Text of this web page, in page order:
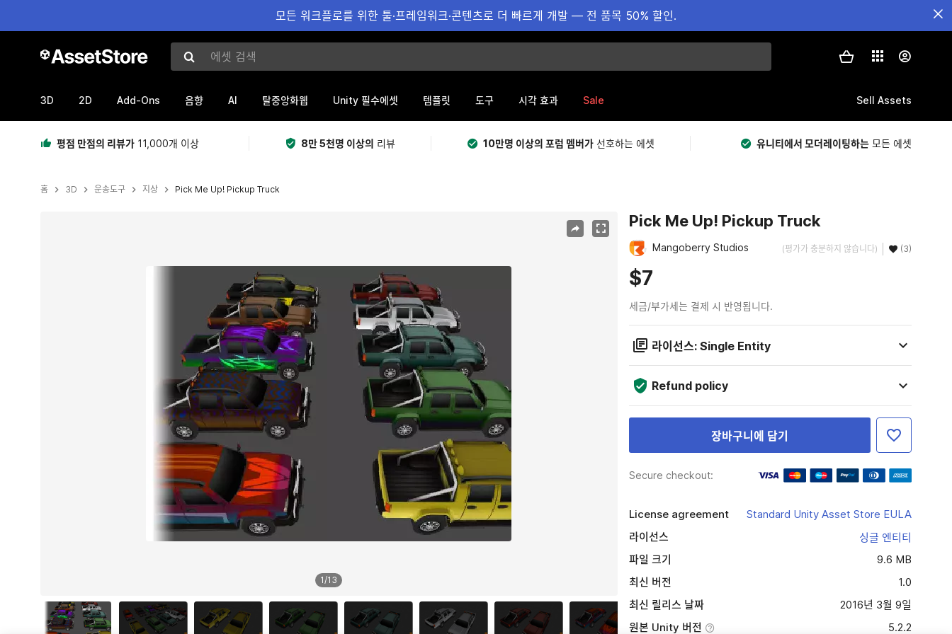
모든 워크플로를 위한 툴·프레임워크·콘텐츠로 더 빠르게 개발 — 전 품목 50% 할인.
에셋 검색
3D 2D Add-Ons 음향 AI 탈중앙화웹 Unity 필수에셋 템플릿 도구 시각 효과 Sale Sell Assets
평점 만점의 리뷰가 11,000개 이상 8만 5천명 이상의 리뷰 10만명 이상의 포럼 멤버가 선호하는 에셋 유니티에서 모더레이팅하는 모든 에셋
홈 3D 운송도구 지상 Pick Me Up! Pickup Truck
1/13
Pick Me Up! Pickup Truck
Mangoberry Studios (평가가 충분하지 않습니다) (3)
$7
세금/부가세는 결제 시 반영됩니다.
라이선스: Single Entity
Refund policy
장바구니에 담기
Secure checkout:
License agreement
Standard Unity Asset Store EULA
라이선스
싱글 엔티티
파일 크기
9.6 MB
최신 버전
1.0
최신 릴리스 날짜
2016년 3월 9일
원본 Unity 버전
5.2.2